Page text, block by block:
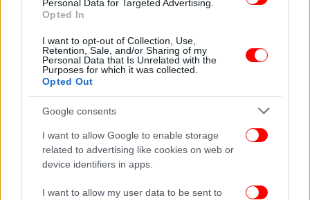
Personal Data for Targeted Advertising.
Opted In
I want to opt-out of Collection, Use,
Retention, Sale, and/or Sharing of my
Personal Data that Is Unrelated with the
Purposes for which it was collected.
Opted Out
Google consents
I want to allow Google to enable storage
related to advertising like cookies on web or
device identifiers in apps.
I want to allow my user data to be sent to
15/11/2022 07:05
Πρασσάς: Έρχεται κύμα ιώσεων -Οι δύο λόγοι
της έξαρσης